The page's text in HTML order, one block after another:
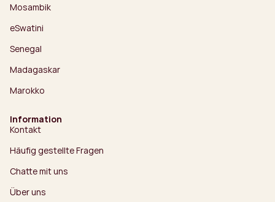
Mosambik
eSwatini
Senegal
Madagaskar
Marokko
Information
Kontakt
Häufig gestellte Fragen
Chatte mit uns
Über uns